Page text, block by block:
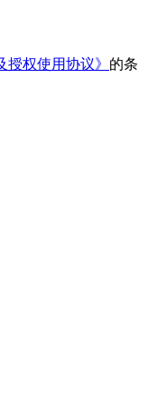
授权使用协议》 的条